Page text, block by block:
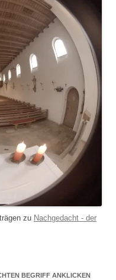
zu Nachgedacht - der
BEGRIFF ANKLICKEN